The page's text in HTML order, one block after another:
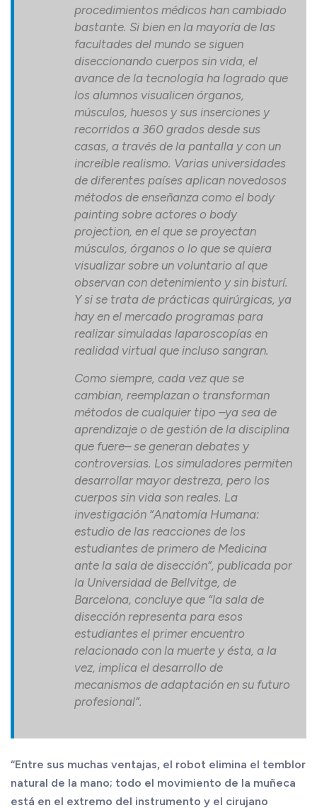
procedimientos médicos han cambiado
bastante. Si bien en la mayoría de las
facultades del mundo se siguen
diseccionando cuerpos sin vida, el
avance de la tecnología ha logrado que
los alumnos visualicen órganos,
músculos, huesos y sus inserciones y
recorridos a 360 grados desde sus
casas, a través de la pantalla y con un
increíble realismo. Varias universidades
de diferentes países aplican novedosos
métodos de enseñanza como el body
painting sobre actores o body
projection, en el que se proyectan
músculos, órganos o lo que se quiera
visualizar sobre un voluntario al que
observan con detenimiento y sin bisturí.
Y si se trata de prácticas quirúrgicas, ya
hay en el mercado programas para
realizar simuladas laparoscopías en
realidad virtual que incluso sangran.
Como siempre, cada vez que se
cambian, reemplazan o transforman
métodos de cualquier tipo –ya sea de
aprendizaje o de gestión de la disciplina
que fuere– se generan debates y
controversias. Los simuladores permiten
desarrollar mayor destreza, pero los
cuerpos sin vida son reales. La
investigación “Anatomía Humana:
estudio de las reacciones de los
estudiantes de primero de Medicina
ante la sala de disección”, publicada por
la Universidad de Bellvitge, de
Barcelona, concluye que “la sala de
disección representa para esos
estudiantes el primer encuentro
relacionado con la muerte y ésta, a la
vez, implica el desarrollo de
mecanismos de adaptación en su futuro
profesional”.
“Entre sus muchas ventajas, el robot elimina el temblor
natural de la mano; todo el movimiento de la muñeca
está en el extremo del instrumento y el cirujano